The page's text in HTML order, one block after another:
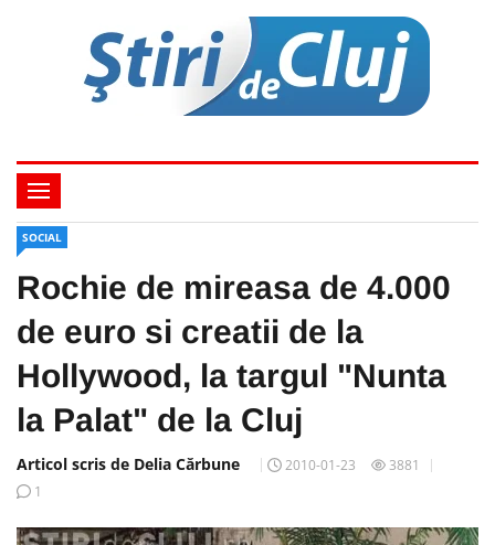
SOCIAL
Rochie de mireasa de 4.000
de euro si creatii de la
Hollywood, la targul "Nunta
la Palat" de la Cluj
Articol scris de Delia Cărbune 2010-01-23
3881
1